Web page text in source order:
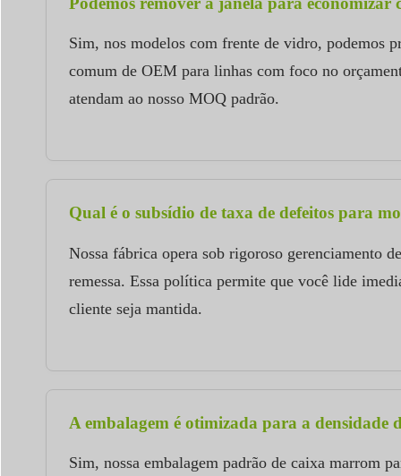
Sim, nos modelos com frente de vidro, podemos
comum de OEM para linhas com foco no
atendam ao nosso MOQ padrão.
Qual é o subsídio de taxa de defeitos para
Nossa fábrica opera sob rigoroso gerenciamento
remessa. Essa política permite que você lide
cliente seja mantida.
A embalagem é otimizada para a densidade
Sim, nossa embalagem padrão de caixa marrom